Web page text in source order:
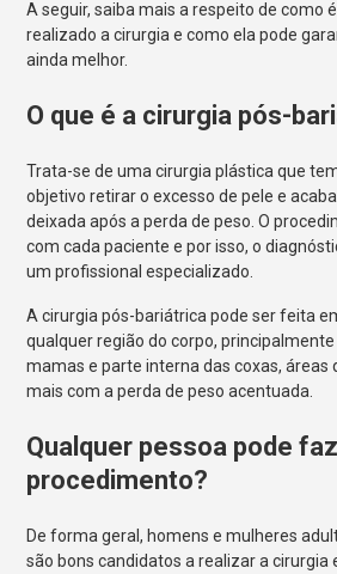
A seguir, saiba mais a respeito de como
realizado a cirurgia e como ela pode
ainda melhor.
O que é a cirurgia pós-
Trata-se de uma cirurgia plástica que
objetivo retirar o excesso de pele e
deixada após a perda de peso. O
com cada paciente e por isso, o
um profissional especializado.
A cirurgia pós-bariátrica pode ser feita
qualquer região do corpo,
mamas e parte interna das coxas,
mais com a perda de peso acentuada.
Qualquer pessoa pode
procedimento?
De forma geral, homens e mulheres
são bons candidatos a realizar a cirurgia